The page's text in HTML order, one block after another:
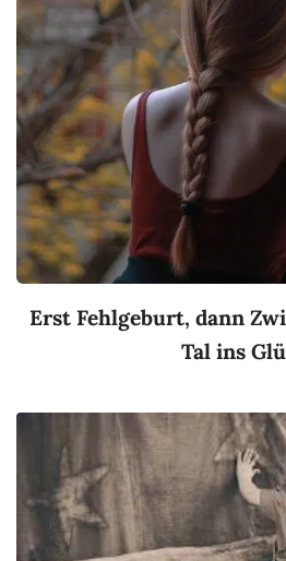
Erst Fehlgeburt, dann
Tal ins